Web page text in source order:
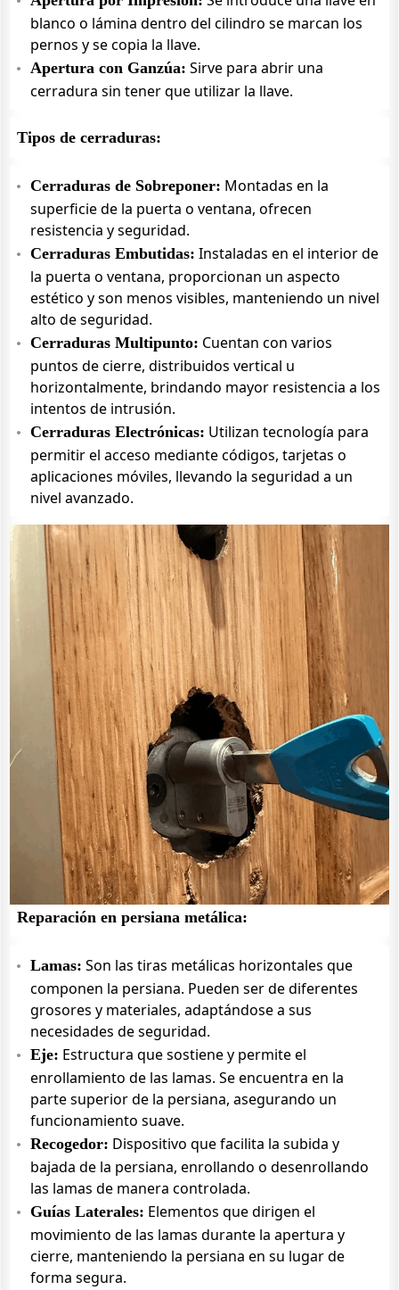
blanco o lámina dentro del cilindro se marcan los
pernos y se copia la llave.
Apertura con Ganzúa: Sirve para abrir una
cerradura sin tener que utilizar la llave.
Tipos de cerraduras:
Cerraduras de Sobreponer: Montadas en la
superficie de la puerta o ventana, ofrecen
resistencia y seguridad.
Cerraduras Embutidas: Instaladas en el interior de
la puerta o ventana, proporcionan un aspecto
estético y son menos visibles, manteniendo un nivel
alto de seguridad.
Cerraduras Multipunto: Cuentan con varios
puntos de cierre, distribuidos vertical u
horizontalmente, brindando mayor resistencia a los
intentos de intrusión.
Cerraduras Electrónicas: Utilizan tecnología para
permitir el acceso mediante códigos, tarjetas o
aplicaciones móviles, llevando la seguridad a un
nivel avanzado.
Reparación en persiana metálica:
Lamas: Son las tiras metálicas horizontales que
componen la persiana. Pueden ser de diferentes
grosores y materiales, adaptándose a sus
necesidades de seguridad.
Eje: Estructura que sostiene y permite el
enrollamiento de las lamas. Se encuentra en la
parte superior de la persiana, asegurando un
funcionamiento suave.
Recogedor: Dispositivo que facilita la subida y
bajada de la persiana, enrollando o desenrollando
las lamas de manera controlada.
Guías Laterales: Elementos que dirigen el
movimiento de las lamas durante la apertura y
cierre, manteniendo la persiana en su lugar de
forma segura.